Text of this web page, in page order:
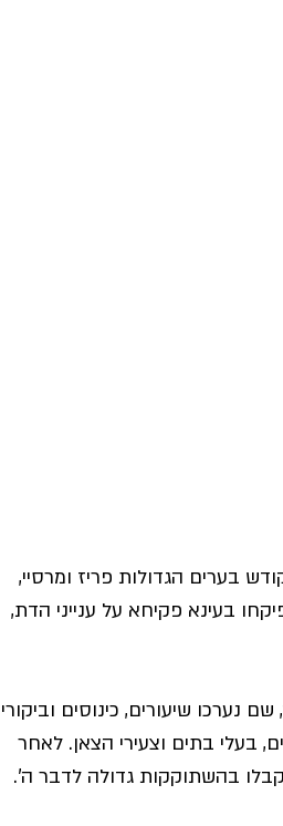
בערים הגדולות פריז ומרסיי,
בעינא פקיחא על ענייני הדת,
שיעורים, כינוסים וביקורי
בעלי בתים וצעירי הצאן. לאחר
בהשתוקקות גדולה לדבר ה'.